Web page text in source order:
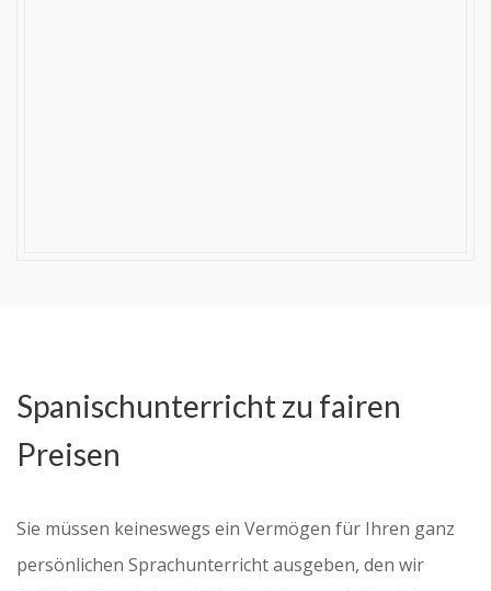
Spanischunterricht zu fairen
Preisen
Sie müssen keineswegs ein Vermögen für Ihren ganz
persönlichen Sprachunterricht ausgeben, den wir